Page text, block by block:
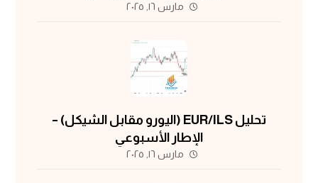
مارس ١٦, ٢٠٢٥
تحليل EUR/ILS (اليورو مقابل الشيكل) –
الإطار الأسبوعي
مارس ١٦, ٢٠٢٥